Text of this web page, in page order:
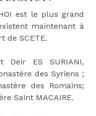
est le plus grand
maintenant à
de SCETE.
Deir ES SURIANI,
des Syriens ;
des Romains;
Saint MACAIRE.